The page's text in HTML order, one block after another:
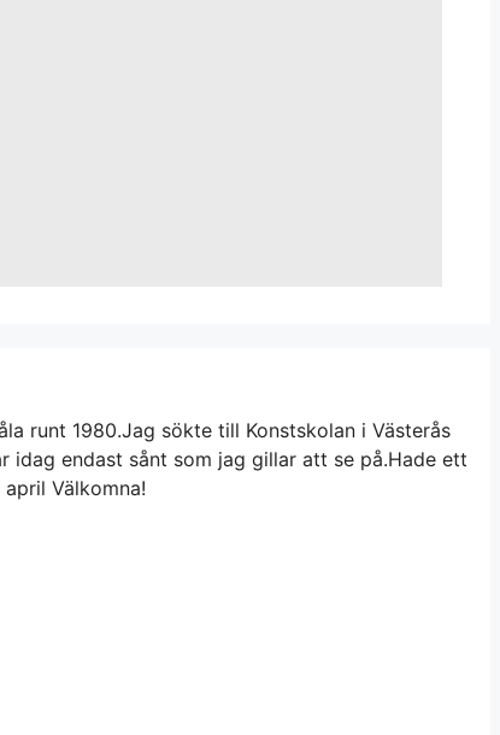
runt 1980.Jag sökte till Konstskolan i Västerås
idag endast sånt som jag gillar att se på.Hade ett
Välkomna!